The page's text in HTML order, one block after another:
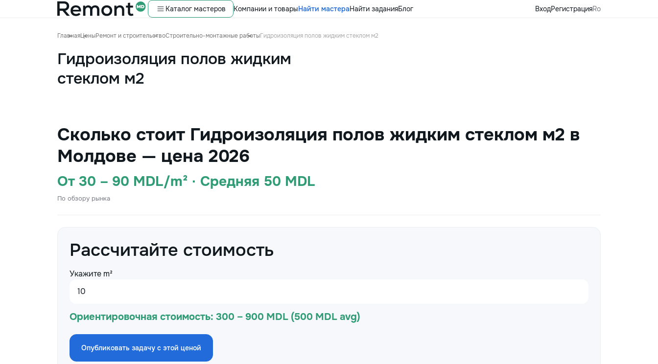
Каталог мастеров Компании и товарыНайти мастераНайти заданияБлог ВходРегистрацияRo
ГлавнаяЦеныРемонт и строительствоСтроительно-монтажные работыГидроизоляция полов жидким стеклом м2
Гидроизоляция полов жидким
стеклом м2
Сколько стоит Гидроизоляция полов жидким стеклом м2 в
Молдове — цена 2026
От 30 – 90 MDL/m² · Средняя 50 MDL
По обзору рынка
Рассчитайте стоимость
Укажите m²
Ориентировочная стоимость: 300 – 900 MDL (500 MDL avg)
Опубликовать задачу с этой ценой